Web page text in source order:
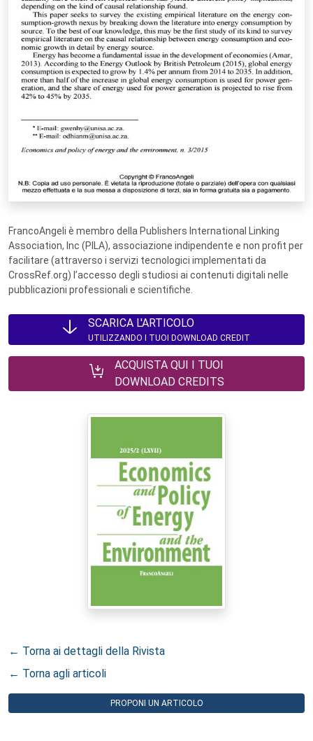
FrancoAngeli è membro della Publishers International Linking
Association, Inc (PILA), associazione indipendente e non profit per
facilitare (attraverso i servizi tecnologici implementati da
CrossRef.org) l’accesso degli studiosi ai contenuti digitali nelle
pubblicazioni professionali e scientifiche.
SCARICA L'ARTICOLO
UTILIZZANDO I TUOI DOWNLOAD CREDIT
ACQUISTA QUI I TUOI
DOWNLOAD CREDITS
← Torna ai dettagli della Rivista
← Torna agli articoli
PROPONI UN ARTICOLO